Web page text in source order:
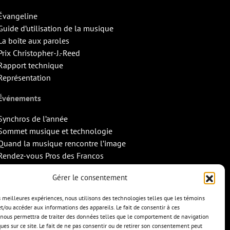
Gérer le consentement
meilleures expériences, nous utilisons des technologies telles que les témoins
ou accéder aux informations des appareils. Le fait de consentir à ces
permettra de traiter des données telles que le comportement de navigation
sur ce site. Le fait de ne pas consentir ou de retirer son consentement peut
d’utilisation de la musique
boîte aux paroles
Christopher-J.-Reed
technique
de l’année
musique et technologie
la musique rencontre l’image
vous Pros des Francos